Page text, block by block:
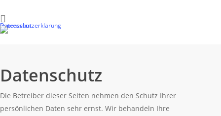
to
main
instagram
Datenschutzerklärung
Impressum
Datenschutz
Die Betreiber dieser Seiten nehmen den Schutz Ihrer
persönlichen Daten sehr ernst. Wir behandeln Ihre